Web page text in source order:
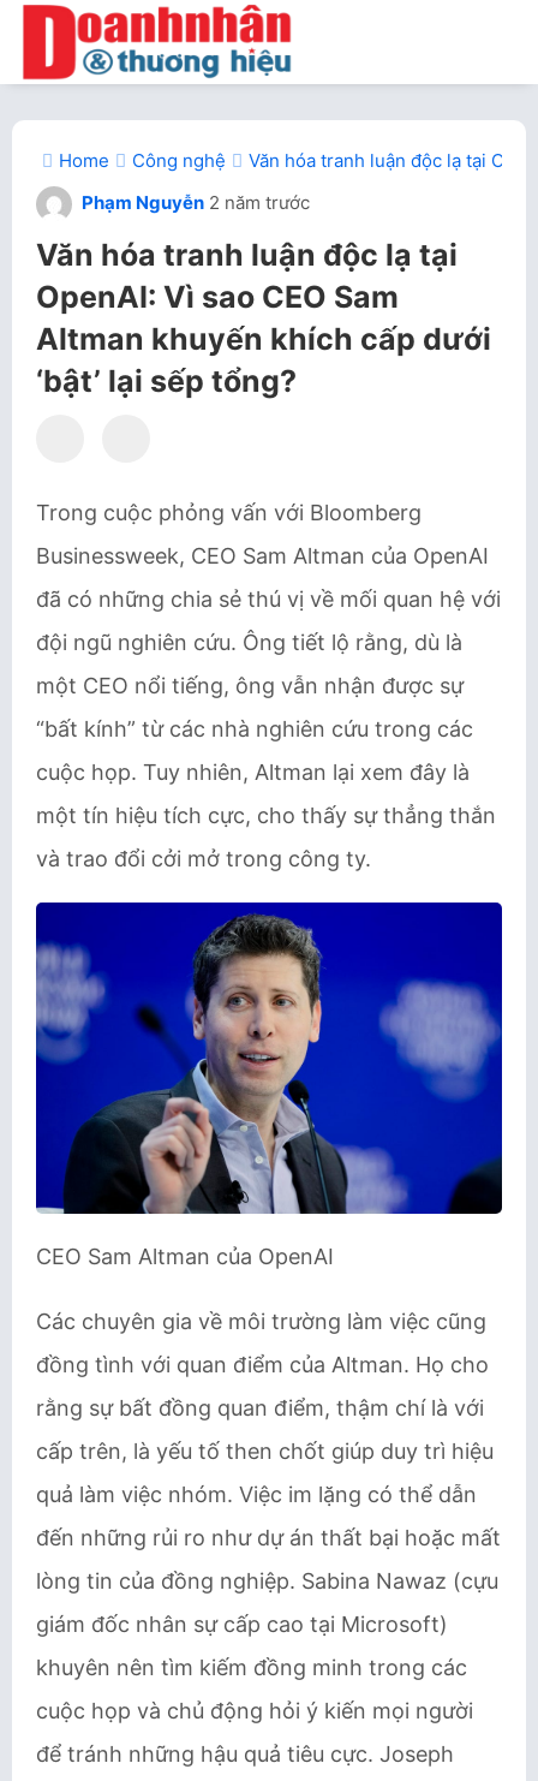
Home Công nghệ
Văn hóa tranh luận độc lạ tại
Phạm Nguyễn 2 năm trước
Văn hóa tranh luận độc lạ tại
OpenAI: Vì sao CEO Sam
Altman khuyến khích cấp dưới
‘bật’ lại sếp tổng?
Trong cuộc phỏng vấn với Bloomberg
Businessweek, CEO Sam Altman của OpenAI
đã có những chia sẻ thú vị về mối quan hệ với
đội ngũ nghiên cứu. Ông tiết lộ rằng, dù là
một CEO nổi tiếng, ông vẫn nhận được sự
“bất kính” từ các nhà nghiên cứu trong các
cuộc họp. Tuy nhiên, Altman lại xem đây là
một tín hiệu tích cực, cho thấy sự thẳng thắn
và trao đổi cởi mở trong công ty.
CEO Sam Altman của OpenAI
Các chuyên gia về môi trường làm việc cũng
đồng tình với quan điểm của Altman. Họ cho
rằng sự bất đồng quan điểm, thậm chí là với
cấp trên, là yếu tố then chốt giúp duy trì hiệu
quả làm việc nhóm. Việc im lặng có thể dẫn
đến những rủi ro như dự án thất bại hoặc mất
lòng tin của đồng nghiệp. Sabina Nawaz (cựu
giám đốc nhân sự cấp cao tại Microsoft)
khuyên nên tìm kiếm đồng minh trong các
cuộc họp và chủ động hỏi ý kiến mọi người
để tránh những hậu quả tiêu cực. Joseph